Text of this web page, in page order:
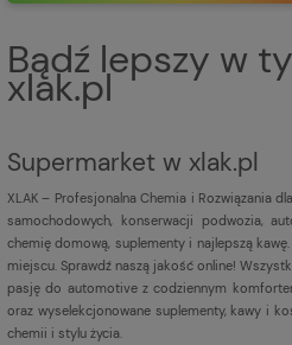
Bądź lepszy w
xlak.pl
Supermarket w xlak.pl
XLAK – Profesjonalna Chemia i Rozwiązania
samochodowych, konserwacji podwozia,
chemię domową, suplementy i najlepszą
miejscu. Sprawdź naszą jakość online!
pasję do automotive z codziennym
oraz wyselekcjonowane suplementy, kawy i
chemii i stylu życia.